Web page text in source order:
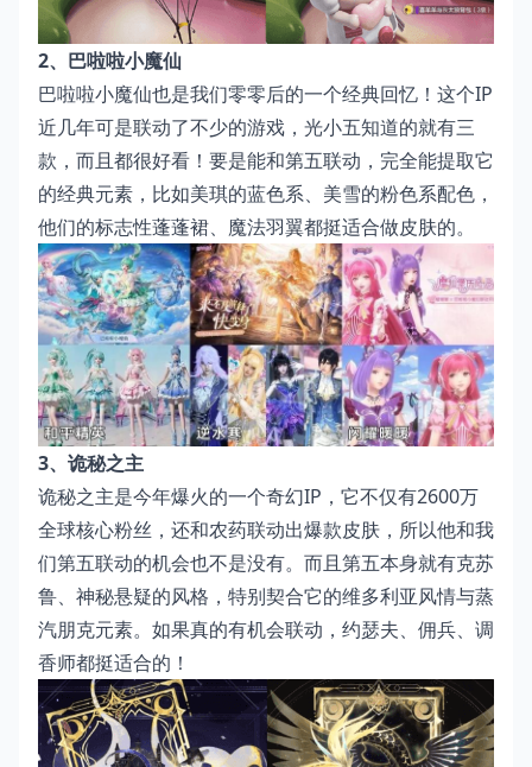
2、巴啦啦小魔仙
巴啦啦小魔仙也是我们零零后的一个经典回忆！这个IP
近几年可是联动了不少的游戏，光小五知道的就有三
款，而且都很好看！要是能和第五联动，完全能提取它
的经典元素，比如美琪的蓝色系、美雪的粉色系配色，
他们的标志性蓬蓬裙、魔法羽翼都挺适合做皮肤的。
3、诡秘之主
诡秘之主是今年爆火的一个奇幻IP，它不仅有2600万
全球核心粉丝，还和农药联动出爆款皮肤，所以他和我
们第五联动的机会也不是没有。而且第五本身就有克苏
鲁、神秘悬疑的风格，特别契合它的维多利亚风情与蒸
汽朋克元素。如果真的有机会联动，约瑟夫、佣兵、调
香师都挺适合的！